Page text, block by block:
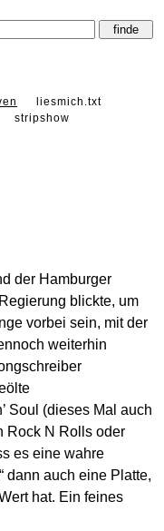
liesmich.txt
stripshow
der Hamburger
blickte, um
vorbei sein, mit der
weiterhin
Soul (dieses Mal auch
Rock N Rolls oder
es eine wahre
dann auch eine Platte,
hat. Ein feines